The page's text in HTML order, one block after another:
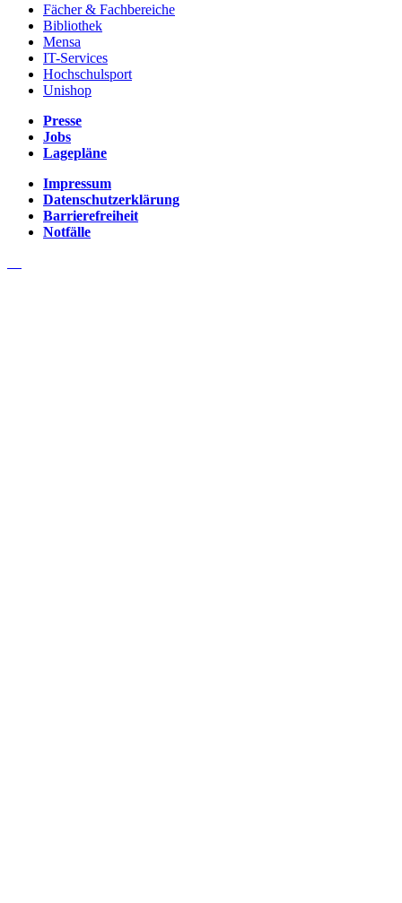
Fächer & Fachbereiche
Bibliothek
Mensa
IT-Services
Hochschulsport
Unishop
Presse
Jobs
Lagepläne
Impressum
Datenschutzerklärung
Barrierefreiheit
Notfälle